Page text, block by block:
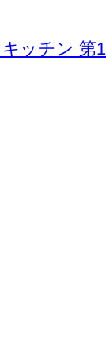
ッチン 第1